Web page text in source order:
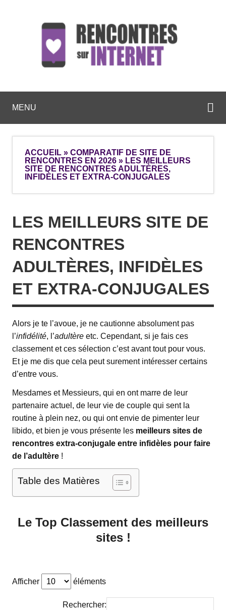
MENU
ACCUEIL » COMPARATIF DE SITE DE
RENCONTRES EN 2026 » LES MEILLEURS
SITE DE RENCONTRES ADULTÈRES,
INFIDÈLES ET EXTRA-CONJUGALES
LES MEILLEURS SITE DE
RENCONTRES
ADULTÈRES, INFIDÈLES
ET EXTRA-CONJUGALES
Alors je te l’avoue, je ne cautionne absolument pas
l’infidélité, l’adultère etc. Cependant, si je fais ces
classement et ces sélection c’est avant tout pour vous.
Et je me dis que cela peut surement intéresser certains
d’entre vous.
Mesdames et Messieurs, qui en ont marre de leur
partenaire actuel, de leur vie de couple qui sent la
routine à plein nez, ou qui ont envie de pimenter leur
libido, et bien je vous présente les meilleurs sites de
rencontres extra-conjugale entre infidèles pour faire
de l’adultère !
Table des Matières
Le Top Classement des meilleurs
sites !
Afficher éléments
Rechercher: